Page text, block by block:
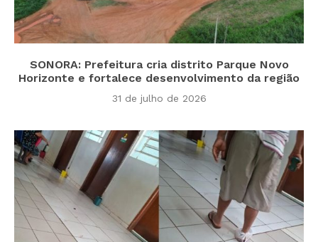
SONORA: Prefeitura cria distrito Parque Novo
Horizonte e fortalece desenvolvimento da região
31 de julho de 2026